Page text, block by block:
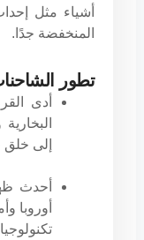
أشياء مثل
المنخفضة جدًا.
تطور
أدى
إلى
أحدث
أوروبا